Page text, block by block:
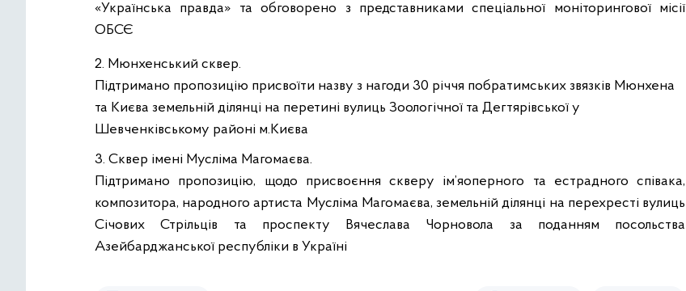
«Українська правда» та обговорено з представниками спеціальної моніторингової місії
ОБСЄ
2. Мюнхенський сквер.
Підтримано пропозицію присвоїти назву з нагоди 30 річчя побратимських звязків Мюнхена
та Києва земельній ділянці на перетині вулиць Зоологічної та Дегтярівської у
Шевченківському районі м.Києва
3. Сквер імені Мусліма Магомаєва.
Підтримано пропозицію, щодо присвоєння скверу ім’яоперного та естрадного співака,
композитора, народного артиста Мусліма Магомаєва, земельній ділянці на перехресті вулиць
Січових Стрільців та проспекту Вячеслава Чорновола за поданням посольства
Азейбарджанської республіки в Україні